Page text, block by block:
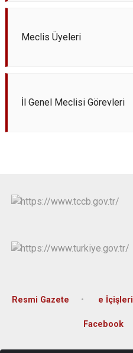
Meclis Üyeleri
İl Genel Meclisi Görevleri
Resmi Gazete e İçişleri
Facebook